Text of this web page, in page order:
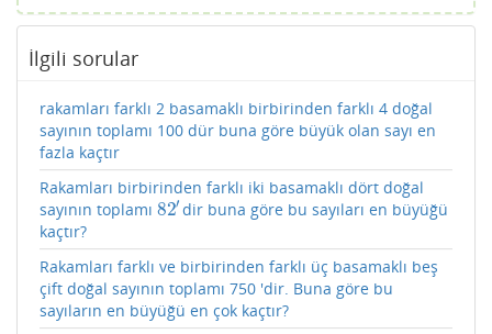
İlgili sorular
rakamları farklı 2 basamaklı birbirinden farklı 4 doğal
sayının toplamı 100 dür buna göre büyük olan sayı en
fazla kaçtır
Rakamları birbirinden farklı iki basamaklı dört doğal
sayının toplamı 82′
82′ dir buna göre bu sayıları en büyüğü
kaçtır?
Rakamları farklı ve birbirinden farklı üç basamaklı beş
çift doğal sayının toplamı 750 'dir. Buna göre bu
sayıların en büyüğü en çok kaçtır?